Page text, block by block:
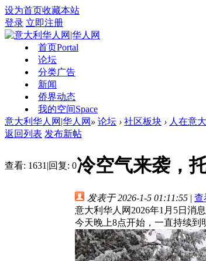
设为首页收藏本站
登录 立即注册
首页Portal
论坛
分类广告
新闻
侨界动态
我的空间Space
意大利华人网|华人网 » 论坛 › 社区板块 › 人在意
返回列表 发布新帖
查看: 1631 |回复: 0冷空气来袭，
发表于 2026-1-5 01:11:55 | 查
意大利华人网2026年1月5日消
今天晚上8点开始，一直持续到